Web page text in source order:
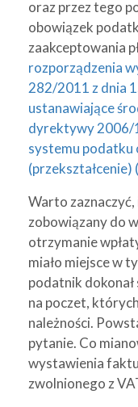
oraz przez tego
obowiązek
zaakceptowania
rozporządzenia
282/2011 z dnia
ustanawiające
dyrektywy 2006/
systemu podatku
(przekształcenie)
Warto
zobowiązany do
otrzymanie
miało miejsce w
podatnik
na poczet,
należności.
pytanie. Co
wystawienia
zwolnionego z